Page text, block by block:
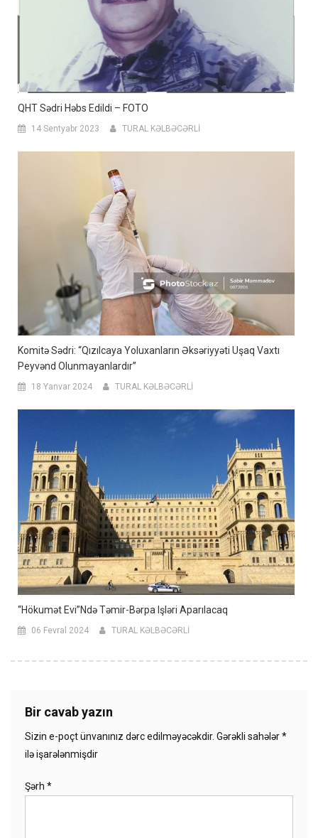
QHT Sədri Həbs Edildi – FOTO
14 Sentyabr 2023 TURAL KƏLBƏCƏRLİ
Komitə Sədri: “Qızılcaya Yoluxanların Əksəriyyəti Uşaq Vaxtı
Peyvənd Olunmayanlardır”
18 Yanvar 2024 TURAL KƏLBƏCƏRLİ
“Hökumət Evi”ndə Təmir-Bərpa Işləri Aparılacaq
06 Fevral 2024 TURAL KƏLBƏCƏRLİ
Bir cavab yazın
Sizin e-poçt ünvanınız dərc edilməyəcəkdir. Gərəkli sahələr*
ilə işarələnmişdir
Şərh *